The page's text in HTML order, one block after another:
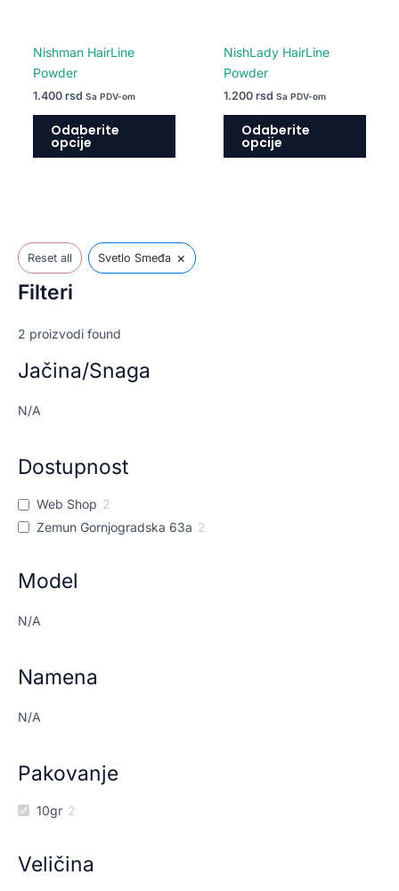
Reset all Svetlo Smeđa ×
Filteri
2 proizvodi found
Jačina/Snaga
N/A
Dostupnost
Web Shop 2
Zemun Gornjogradska 63a 2
Model
N/A
Namena
N/A
Pakovanje
10gr 2
Veličina
Nishman HairLine
Powder
1.400 rsd Sa PDV-om
Odaberite
opcije
NishLady HairLine
Powder
1.200 rsd Sa PDV-om
Odaberite
opcije